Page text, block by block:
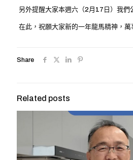
另外提醒大家本週六（2月17日）我們
在此，祝願大家新的一年龍馬精神，萬
Share
Related posts